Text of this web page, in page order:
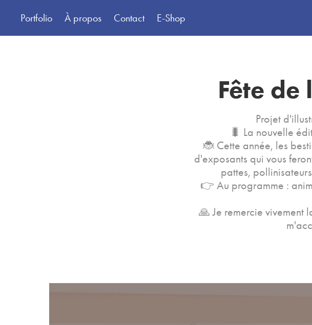
Portfolio À propos Contact E-Shop
Fête
Projet
🐛 La nouvelle
🐞 Cette année, les
d'exposants qui vous
pattes,
👉 Au programme :
🙏 Je remercie vivement